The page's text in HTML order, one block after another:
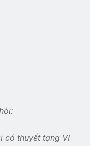
có thuyết tạng VI